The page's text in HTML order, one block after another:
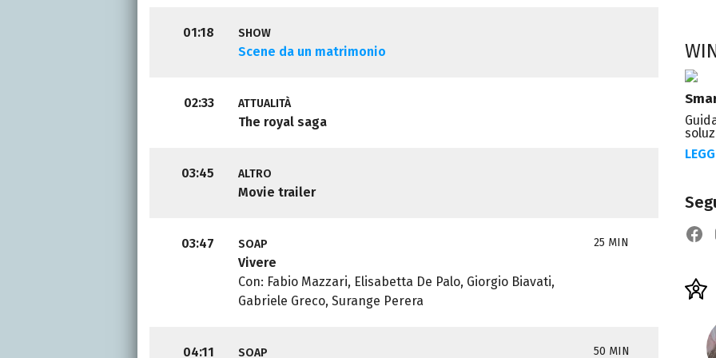
01:18 SHOW
Scene da un matrimonio
02:33 ATTUALITÀ
The royal saga
03:45 ALTRO
Movie trailer
03:47 SOAP
Vivere
Con: Fabio Mazzari, Elisabetta De Palo, Giorgio Biavati,
Gabriele Greco, Surange Perera
25 MIN
04:11 SOAP 50 MIN